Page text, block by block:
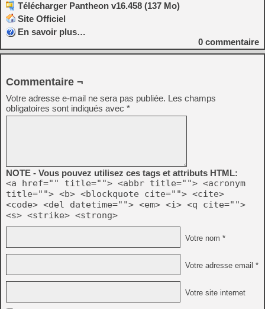
Télécharger Pantheon v16.458 (137 Mo)
Site Officiel
En savoir plus…
0 commentaire
Commentaire ¬
Votre adresse e-mail ne sera pas publiée. Les champs
obligatoires sont indiqués avec *
NOTE - Vous pouvez utilisez ces tags et attributs HTML:
<a href="" title=""> <abbr title=""> <acronym
title=""> <b> <blockquote cite=""> <cite>
<code> <del datetime=""> <em> <i> <q cite="">
<s> <strike> <strong>
Votre nom *
Votre adresse email *
Votre site internet